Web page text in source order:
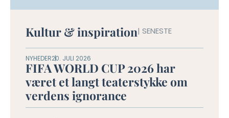
Kultur & inspiration| SENESTE
NYHEDER20. JULI 2026
FIFA WORLD CUP 2026 har
været et langt teaterstykke om
verdens ignorance